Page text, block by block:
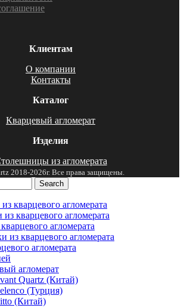
Клиентам
О компании
Контакты
Каталог
Кварцевый агломерат
Изделия
из агломерата
2018-2026г. Все права защищены.
Search
кварцевого агломерата
кварцевого агломерата
агломерата
из кварцевого агломерата
агломерата
агломерат
Quartz (Китай)
(Турция)
(Китай)